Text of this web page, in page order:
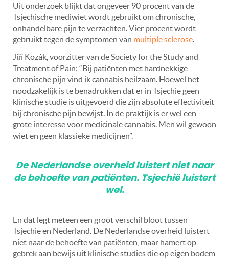
Uit onderzoek blijkt dat ongeveer 90 procent van de
Tsjechische mediwiet wordt gebruikt om chronische,
onhandelbare pijn te verzachten. Vier procent wordt
gebruikt tegen de symptomen van multiple sclerose.
Jiří Kozák, voorzitter van de Society for the Study and
Treatment of Pain: “Bij patiënten met hardnekkige
chronische pijn vind ik cannabis heilzaam. Hoewel het
noodzakelijk is te benadrukken dat er in Tsjechië geen
klinische studie is uitgevoerd die zijn absolute effectiviteit
bij chronische pijn bewijst. In de praktijk is er wel een
grote interesse voor medicinale cannabis. Men wil gewoon
wiet en geen klassieke medicijnen”.
De Nederlandse overheid luistert niet naar
de behoefte van patiënten. Tsjechië luistert
wel.
En dat legt meteen een groot verschil bloot tussen
Tsjechië en Nederland. De Nederlandse overheid luistert
niet naar de behoefte van patiënten, maar hamert op
gebrek aan bewijs uit klinische studies die op eigen bodem